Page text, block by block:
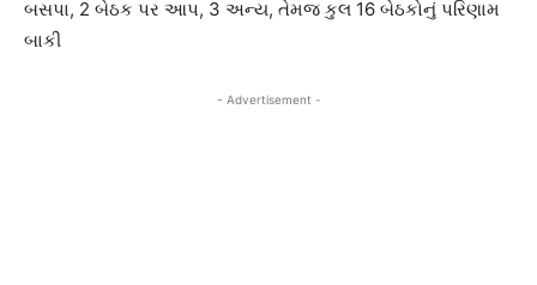
બસપા, 2 બેઠક પર આપ, 3 અન્ય, તેમજ કુલ 16 બેઠકોનું પરિણામ
બાકી
- Advertisement -